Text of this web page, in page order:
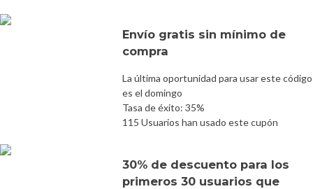
Envío gratis sin mínimo de
compra
La última oportunidad para usar este código
es el domingo
Tasa de éxito: 35%
115 Usuarios han usado este cupón
30% de descuento para los
primeros 30 usuarios que